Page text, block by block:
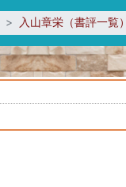
入山章栄（書評一覧）